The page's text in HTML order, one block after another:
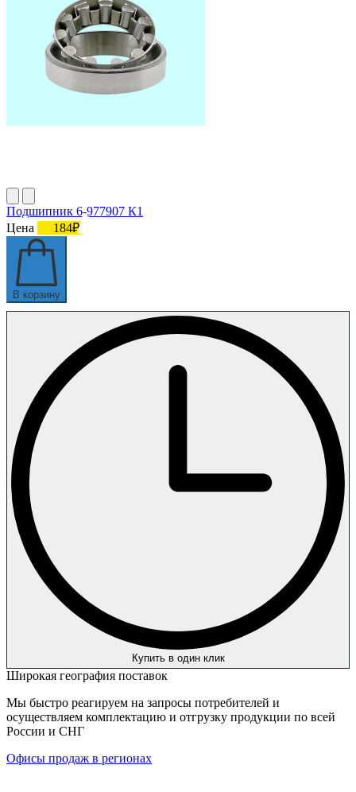
Подшипник 6-977907 К1
Цена
184₽
В корзину
Купить в один клик
Широкая география поставок
Мы быстро реагируем на запросы потребителей и
осуществляем комплектацию и отгрузку продукции по всей
России и СНГ
Офисы продаж в регионах